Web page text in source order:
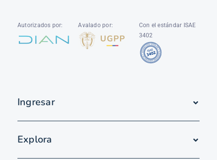
Autorizados por: Avalado por:
Con el estándar ISAE
3402
Ingresar
Explora